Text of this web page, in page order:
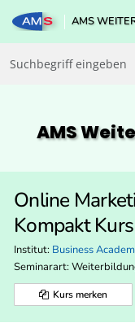
AMS
AMS
Online
Kompakt Kurs
Institut: Business
Seminarart:
Kurs merken